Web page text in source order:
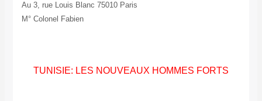
Au 3, rue Louis Blanc 75010 Paris
M° Colonel Fabien
TUNISIE: LES NOUVEAUX HOMMES FORTS